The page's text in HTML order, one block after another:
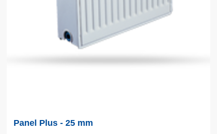
Panel Plus - 25 mm